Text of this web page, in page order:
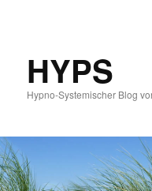
HYPS
Hypno-Systemischer Blog